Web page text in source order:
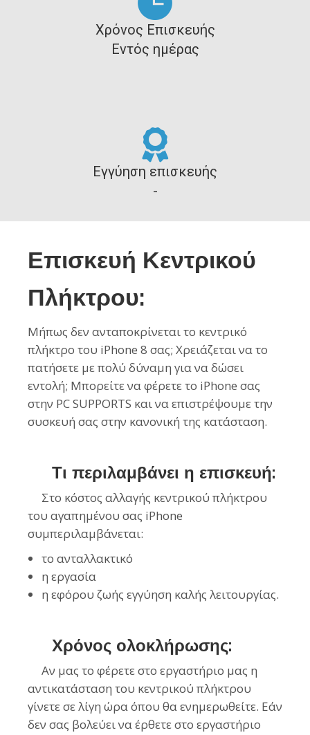
Χρόνος Επισκευής
Εντός ημέρας
Εγγύηση επισκευής
-
Επισκευή Κεντρικού
Πλήκτρου:
Μήπως δεν ανταποκρίνεται το κεντρικό
πλήκτρο του iPhone 8 σας; Χρειάζεται να το
πατήσετε με πολύ δύναμη για να δώσει
εντολή; Μπορείτε να φέρετε το iPhone σας
στην PC SUPPORTS και να επιστρέψουμε την
συσκευή σας στην κανονική της κατάσταση.
Τι περιλαμβάνει η επισκευή:
Στο κόστος αλλαγής κεντρικού πλήκτρου
του αγαπημένου σας iPhone
συμπεριλαμβάνεται:
το ανταλλακτικό
η εργασία
η εφόρου ζωής εγγύηση καλής λειτουργίας.
Χρόνος ολοκλήρωσης:
Αν μας το φέρετε στο εργαστήριο μας η
αντικατάσταση του κεντρικού πλήκτρου
γίνετε σε λίγη ώρα όπου θα ενημερωθείτε. Εάν
δεν σας βολεύει να έρθετε στο εργαστήριο